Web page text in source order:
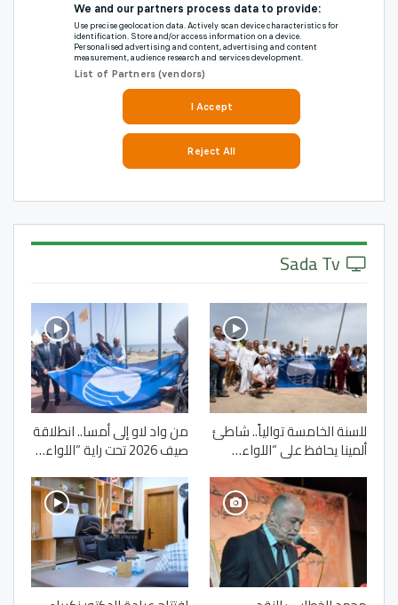
للسنة الخامسة توالياً.. شاطئ
ألمينا يحافظ على “اللواء…
من واد لاو إلى أمسا.. انطلاقة
صيف 2026 تحت راية “اللواء…